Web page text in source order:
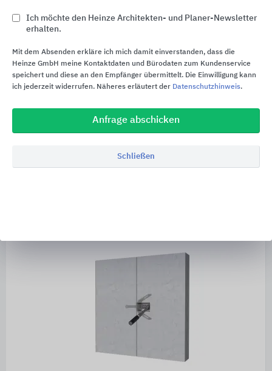
HEK Fertigteilverbindung
Der Halfen HEK Fertigteilverbinder wurde für die
schnelle und einfache Verbindung von Stahlbeton-
angrenzenden Ortbeton-Bauteilen entwickelt.
Ich möchte den Heinze Architekten- und Planer-Newsletter
erhalten.
Mit dem Absenden erkläre ich mich damit einverstanden, dass die
Heinze GmbH meine Kontaktdaten und Bürodaten zum Kundenservice
speichert und diese an den Empfänger übermittelt. Die Einwilligung kann
ich jederzeit widerrufen. Näheres erläutert der Datenschutzhinweis.
Anfrage abschicken
Schließen